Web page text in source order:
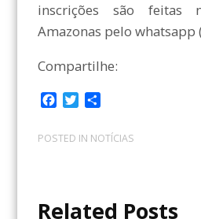
inscrições são feitas
Amazonas pelo whatsapp
Compartilhe:
F
c
e
k
T
i
t
C
m
p
i
POSTED IN NOTÍCIAS
Related Posts